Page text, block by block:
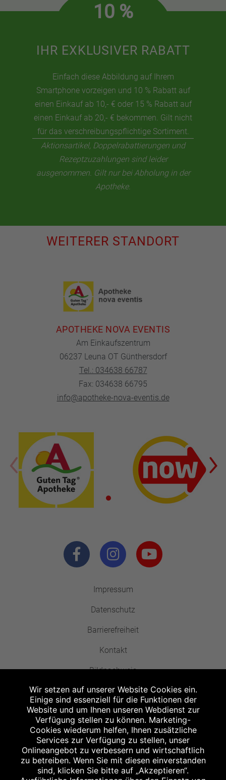
10 %
IHR EXKLUSIVER RABATT
Einfach diese Abbildung auf Ihrem
Smartphone vorzeigen und 10 % Rabatt auf
einen Einkauf ab 10,- € oder 15 % Rabatt auf
einen Einkauf ab 20,- € bekommen. Gilt nicht
für das verschreibungspflichtige Sortiment.
Aktionsartikel, Doppelrabattierungen und
Rezeptzuzahlungen sind leider
ausgenommen. Gilt nur bei Abholung in der
Apotheke.
WEITERER STANDORT
APOTHEKE NOVA EVENTIS
Am Einkaufszentrum
06237 Leuna OT Günthersdorf
Tel.: 034638 66787
Fax: 034638 66795
info@apotheke-nova-eventis.de
Impressum
Datenschutz
Barrierefreiheit
Kontakt
Bildnachweis
Abgabe in haushaltsüblichen Mengen, solange der Vorrat reicht. Für Druck-
und Satzfehler keine Haftung.
Zu Risiken und Nebenwirkungen lesen Sie die Packungsbeilage und fragen
Sie Ihren Arzt oder Apotheker.
Angabe nach der deutschen Arzneimitteltaxe Apothekenerstattungspreis
(AEP). Der AEP ist keine unverbindliche Preisempfehlung der Hersteller. Der
Wir setzen auf unserer Website Cookies ein.
Einige sind essenziell für die Funktionen der
Website und um Ihnen unseren Webdienst zur
Verfügung stellen zu können. Marketing-
Cookies wiederum helfen, Ihnen zusätzliche
Services zur Verfügung zu stellen, unser
Onlineangebot zu verbessern und wirtschaftlich
zu betreiben. Wenn Sie mit diesen einverstanden
sind, klicken Sie bitte auf „Akzeptieren“.